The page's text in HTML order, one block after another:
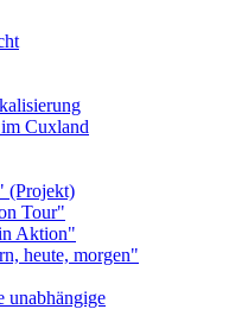
Cuxland
(Projekt)
Tour"
Aktion"
heute, morgen"
unabhängige